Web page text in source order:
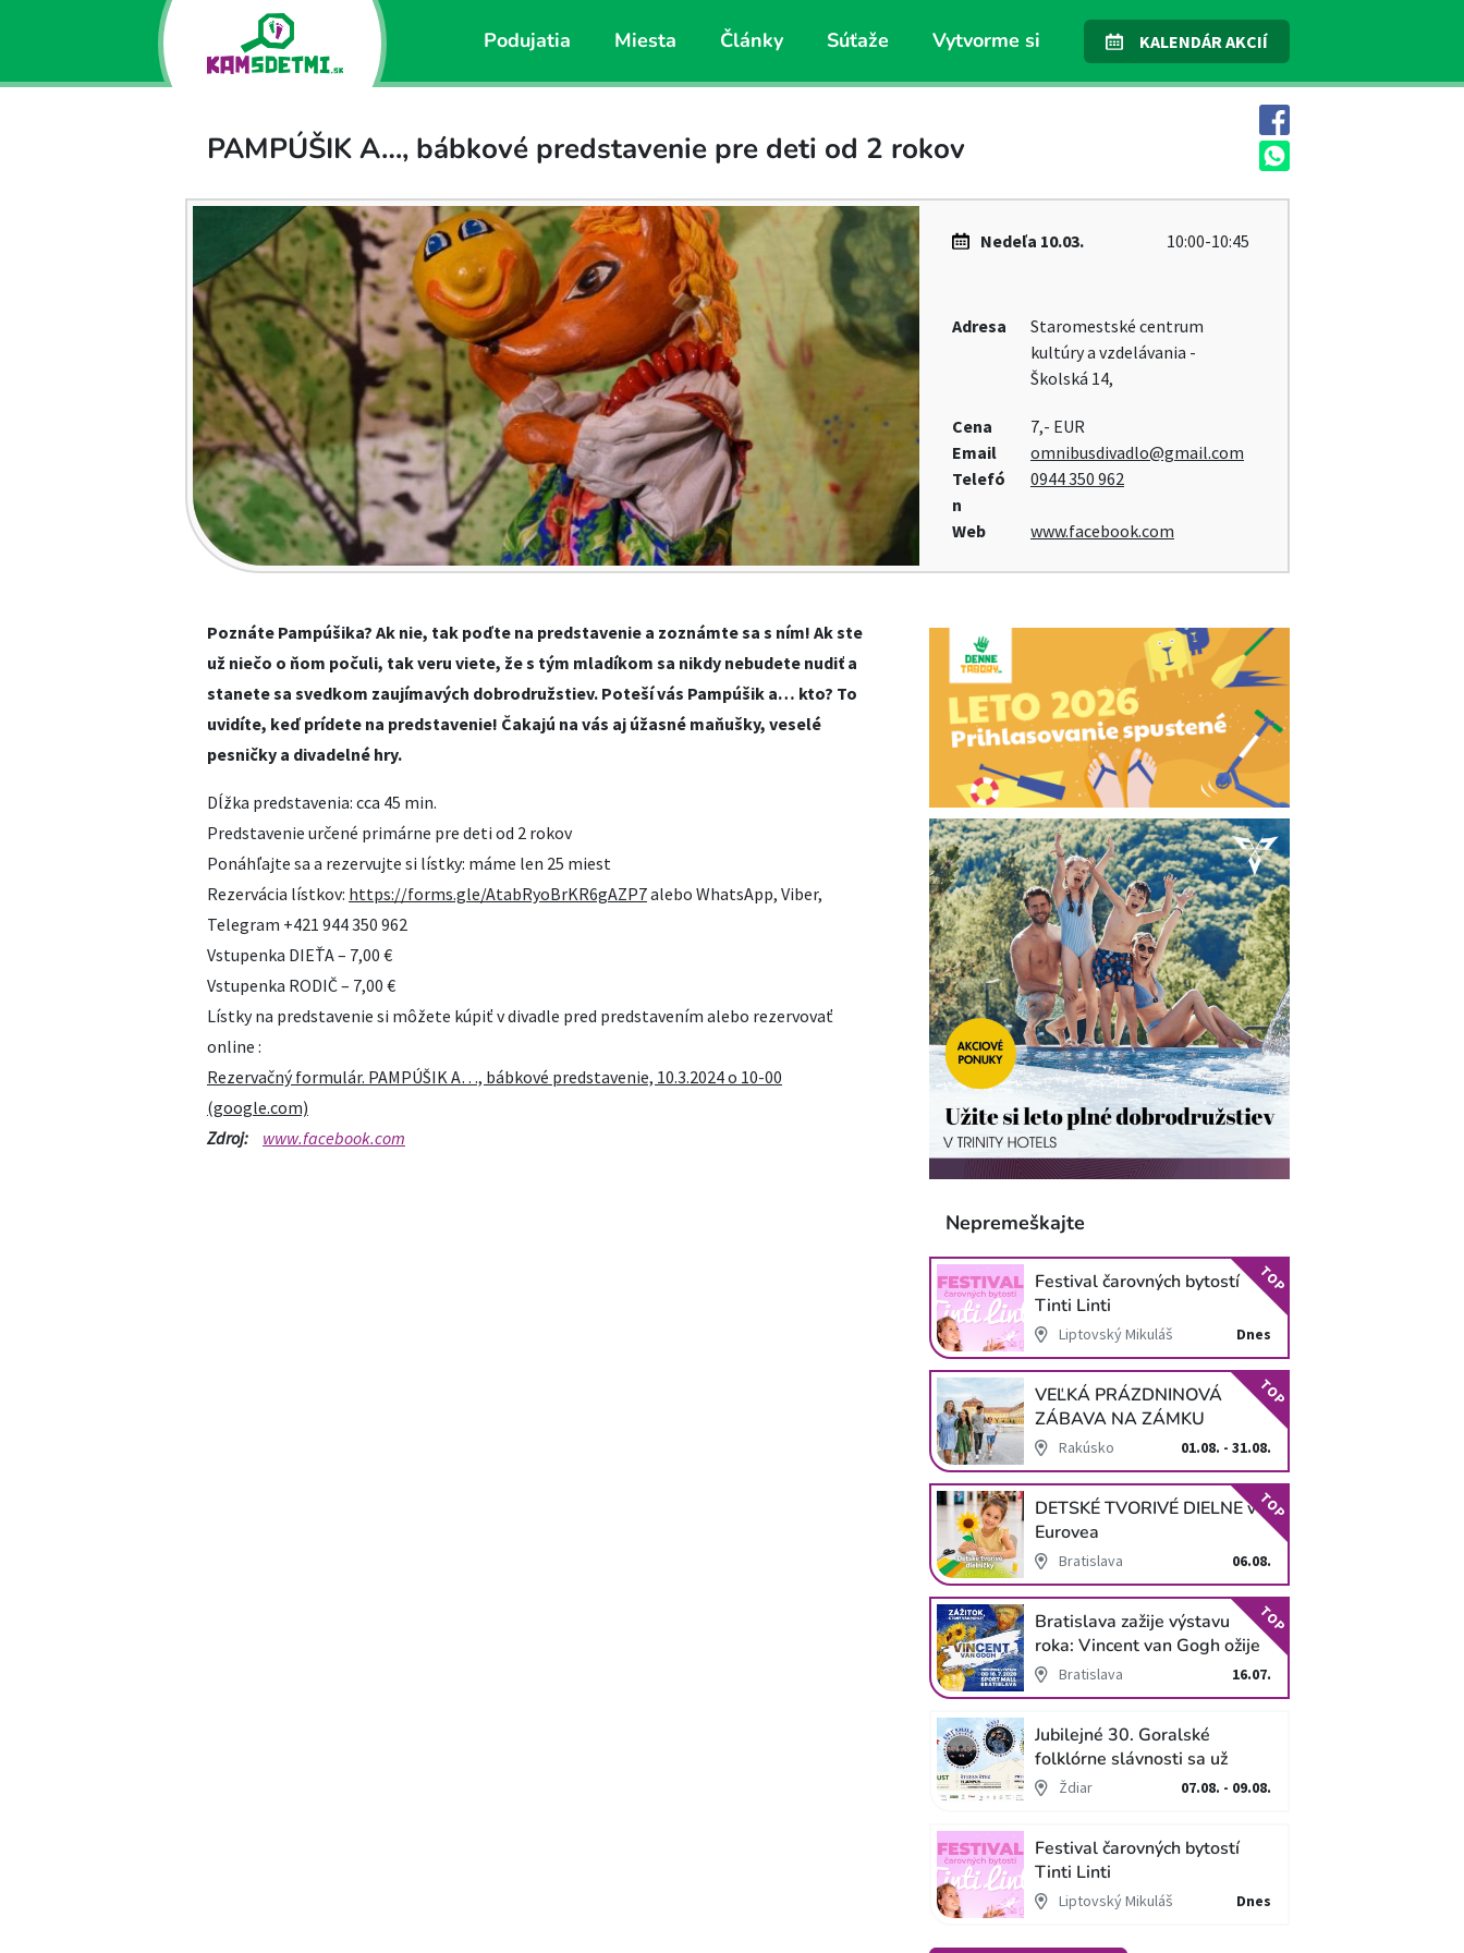
Podujatia Miesta Články Súťaže Vytvorme si KALENDÁR AKCIÍ
PAMPÚŠIK A…, bábkové predstavenie pre deti od 2 rokov
Nedeľa 10.03. 10:00-10:45
Adresa
Staromestské centrum
kultúry a vzdelávania -
Školská 14,
Cena
7,- EUR
Email
omnibusdivadlo@gmail.com
Telefó
n
0944 350 962
Web www.facebook.com
Poznáte Pampúšika? Ak nie, tak poďte na predstavenie a zoznámte sa s ním! Ak ste
už niečo o ňom počuli, tak veru viete, že s tým mladíkom sa nikdy nebudete nudiť a
stanete sa svedkom zaujímavých dobrodružstiev. Poteší vás Pampúšik a… kto? To
uvidíte, keď prídete na predstavenie! Čakajú na vás aj úžasné maňušky, veselé
pesničky a divadelné hry.
Dĺžka predstavenia: cca 45 min.
Predstavenie určené primárne pre deti od 2 rokov
Ponáhľajte sa a rezervujte si lístky: máme len 25 miest
Rezervácia lístkov: https://forms.gle/AtabRyoBrKR6gAZP7alebo WhatsApp, Viber,
Telegram +421 944 350 962
Vstupenka DIEŤA – 7,00 €
Vstupenka RODIČ – 7,00 €
Lístky na predstavenie si môžete kúpiť v divadle pred predstavením alebo rezervovať
online :
Rezervačný formulár. PAMPÚŠIK A…, bábkové predstavenie, 10.3.2024 o 10-00
(google.com)
Zdroj:
www.facebook.com
Nepremeškajte
Festival čarovných bytostí
Tinti Linti
Liptovský Mikuláš Dnes
TOP
VEĽKÁ PRÁZDNINOVÁ
ZÁBAVA NA ZÁMKU
SCHLOSS HOF
Rakúsko 01.08. - 31.08.
TOP
DETSKÉ TVORIVÉ DIELNE v
Eurovea
Bratislava 06.08.
TOP
Bratislava zažije výstavu
roka: Vincent van Gogh ožije
v unikátnej imerzívnej šou!
Bratislava 16.07.
TOP
Jubilejné 30. Goralské
folklórne slávnosti sa už
blížiaŽdiar 07.08. - 09.08.
Festival čarovných bytostí
Tinti Linti
Liptovský Mikuláš Dnes